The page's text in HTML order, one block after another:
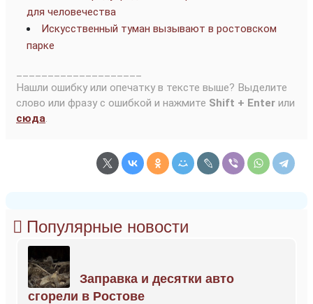
для человечества
Искусственный туман вызывают в ростовском
парке
Нашли ошибку или опечатку в тексте выше? Выделите
слово или фразу с ошибкой и нажмите Shift + Enter или
сюда.
Популярные новости
Заправка и десятки авто
сгорели в Ростове